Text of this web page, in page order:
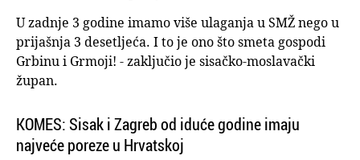
U zadnje 3 godine imamo više ulaganja u SMŽ nego u
prijašnja 3 desetljeća. I to je ono što smeta gospodi
Grbinu i Grmoji! - zaključio je sisačko-moslavački
župan.
KOMES: Sisak i Zagreb od iduće godine imaju
najveće poreze u Hrvatskoj